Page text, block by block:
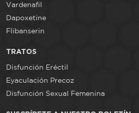
Vardenafil
Dapoxetine
Flibanserin
TRATOS
Disfunción Eréctil
Eyaculación Precoz
Disfunción Sexual Femenina